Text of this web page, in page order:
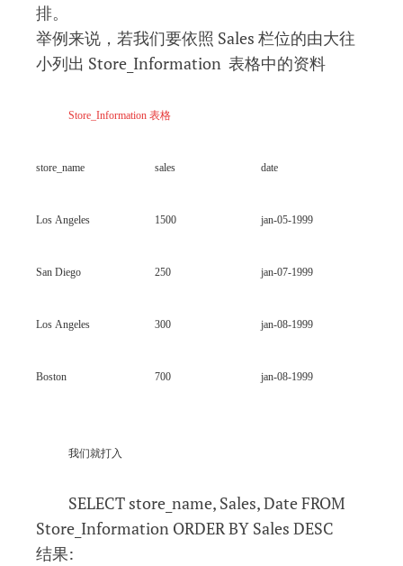
排。
举例来说，若我们要依照 Sales 栏位的由大往
小列出 Store_Information 表格中的资料
Store_Information 表格
store_name sales date
Los Angeles 1500 jan-05-1999
San Diego 250 jan-07-1999
Los Angeles 300 jan-08-1999
Boston 700 jan-08-1999
我们就打入
SELECT store_name, Sales, Date FROM
Store_Information ORDER BY Sales DESC
结果: